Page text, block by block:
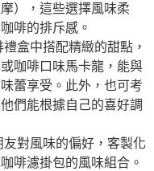
），這些選擇風味柔
啡的排斥感。
禮盒中搭配精緻的甜點，
咖啡口味馬卡龍，能與
蕾享受。此外，也可考
們能根據自己的喜好調
友對風味的偏好，客製化
啡濾掛包的風味組合。